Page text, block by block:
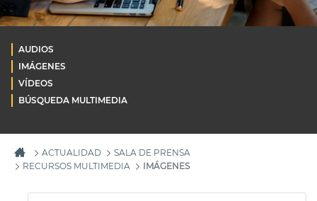
AUDIOS
IMÁGENES
VÍDEOS
BÚSQUEDA MULTIMEDIA
ACTUALIDAD
SALA DE PRENSA
RECURSOS MULTIMEDIA
IMÁGENES